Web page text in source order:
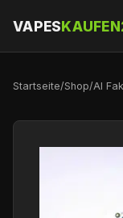
VAPES
Startseite/Shop/Al